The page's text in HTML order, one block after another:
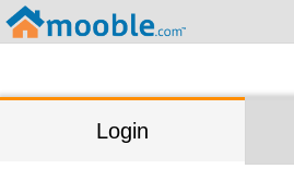
Login